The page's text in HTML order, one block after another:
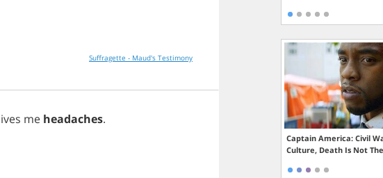
Suffragette - Maud's Testimony
me headaches.
Captain America: Civil
Culture, Death Is Not